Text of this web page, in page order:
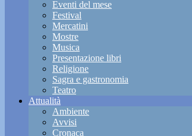
Eventi del mese
Festival
Mercatini
Mostre
Musica
Presentazione libri
Religione
Sagra e gastronomia
Teatro
Attualità
Ambiente
Avvisi
Cronaca